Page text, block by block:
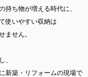
持ち物が増える時代に、
使いやすい収納は
ません。
、
新築・リフォームの現場で